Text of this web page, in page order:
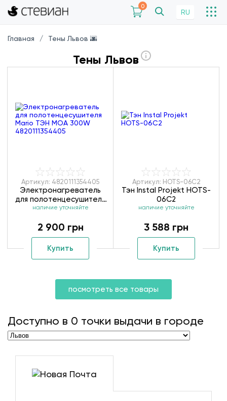
0
RU
Главная Тены Львов 🌆
Тены Львов
Артикул: 4820111354405
Электронагреватель
для полотенцесушителя
Mario ТЭН MOA 300W
наличие уточняйте
2 900 грн
Купить
Артикул: HOTS-06C2
Тэн Instal Projekt HOTS-
06C2
наличие уточняйте
3 588 грн
Купить
посмотреть все товары
Доступно в 0 точки выдачи в городе